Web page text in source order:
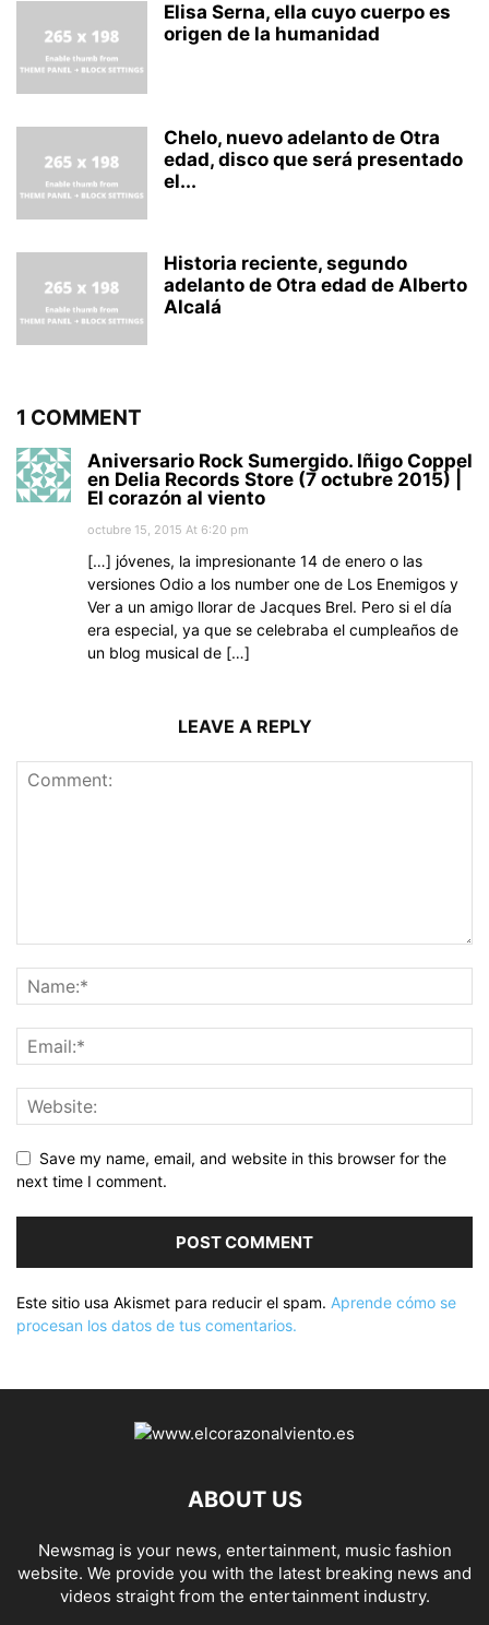
Elisa Serna, ella cuyo cuerpo es
origen de la humanidad
Chelo, nuevo adelanto de Otra
edad, disco que será presentado
el...
Historia reciente, segundo
adelanto de Otra edad de Alberto
Alcalá
1 COMMENT
Aniversario Rock Sumergido. Iñigo Coppel
en Delia Records Store (7 octubre 2015) |
El corazón al viento
octubre 15, 2015 At 6:20 pm
[…] jóvenes, la impresionante 14 de enero o las
versiones Odio a los number one de Los Enemigos y
Ver a un amigo llorar de Jacques Brel. Pero si el día
era especial, ya que se celebraba el cumpleaños de
un blog musical de […]
LEAVE A REPLY
Save my name, email, and website in this browser for the
next time I comment.
Este sitio usa Akismet para reducir el spam. Aprende cómo se
procesan los datos de tus comentarios.
ABOUT US
Newsmag is your news, entertainment, music fashion
website. We provide you with the latest breaking news and
videos straight from the entertainment industry.